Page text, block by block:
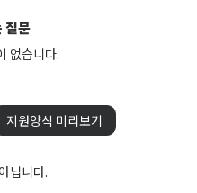
질문
없습니다.
지원양식 미리보기
닙니다.